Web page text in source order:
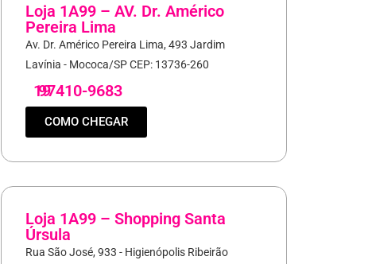
Loja 1A99 – AV. Dr. Américo
Pereira Lima
Av. Dr. Américo Pereira Lima, 493 Jardim
Lavínia - Mococa/SP CEP: 13736-260
19
97410-9683
COMO CHEGAR
Loja 1A99 – Shopping Santa
Úrsula
Rua São José, 933 - Higienópolis Ribeirão